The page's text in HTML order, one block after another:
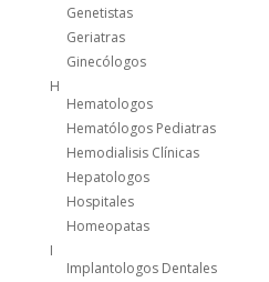
Genetistas
Geriatras
Ginecólogos
H
Hematologos
Hematólogos Pediatras
Hemodialisis Clínicas
Hepatologos
Hospitales
Homeopatas
I
Implantologos Dentales